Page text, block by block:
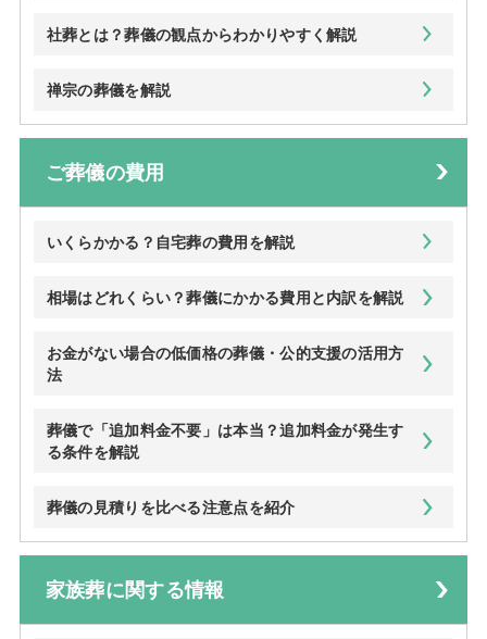
社葬とは？葬儀の観点からわかりやすく解説
禅宗の葬儀を解説
ご葬儀の費用
いくらかかる？自宅葬の費用を解説
相場はどれくらい？葬儀にかかる費用と内訳を解説
お金がない場合の低価格の葬儀・公的支援の活用方
法
葬儀で「追加料金不要」は本当？追加料金が発生す
る条件を解説
葬儀の見積りを比べる注意点を紹介
家族葬に関する情報